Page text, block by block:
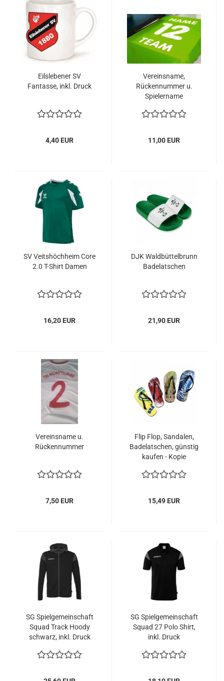
Eilslebener SV
Fantasse, inkl. Druck
4,40 EUR
Vereinsname,
Rückennummer u.
Spielername
11,00 EUR
SV Veitshöchheim Core
2.0 T-Shirt Damen
16,20 EUR
DJK Waldbüttelbrunn
Badelatschen
21,90 EUR
Vereinsname u.
Rückennummer
7,50 EUR
Flip Flop, Sandalen,
Badelatschen, günstig
kaufen - Kopie
15,49 EUR
SG Spielgemeinschaft
Squad Track Hoody
schwarz, inkl. Druck
SG Spielgemeinschaft
Squad 27 Polo Shirt,
inkl. Druck